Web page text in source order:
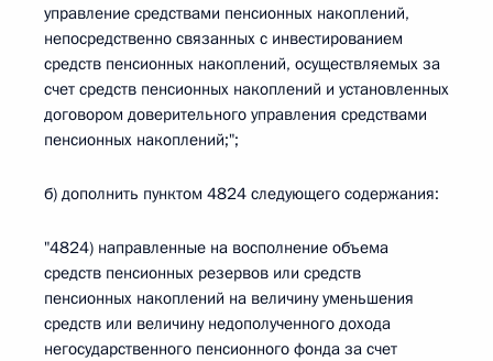
управление средствами пенсионных накоплений,
непосредственно связанных с инвестированием
средств пенсионных накоплений, осуществляемых за
счет средств пенсионных накоплений и установленных
договором доверительного управления средствами
пенсионных накоплений;";
б) дополнить пунктом 4824 следующего содержания:
"4824) направленные на восполнение объема
средств пенсионных резервов или средств
пенсионных накоплений на величину уменьшения
средств или величину недополученного дохода
негосударственного пенсионного фонда за счет